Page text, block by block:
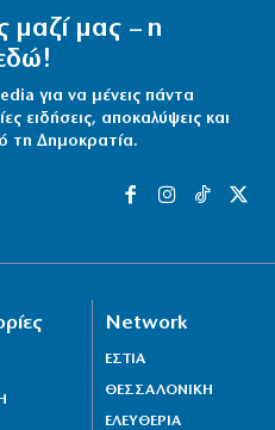
μαζί μας – η
για να μένεις πάντα
ειδήσεις, αποκαλύψεις και
τη Δημοκρατία.
Network
ΕΣΤΙΑ
ΘΕΣΣΑΛΟΝΙΚΗ
ΕΛΕΥΘΕΡΙΑ